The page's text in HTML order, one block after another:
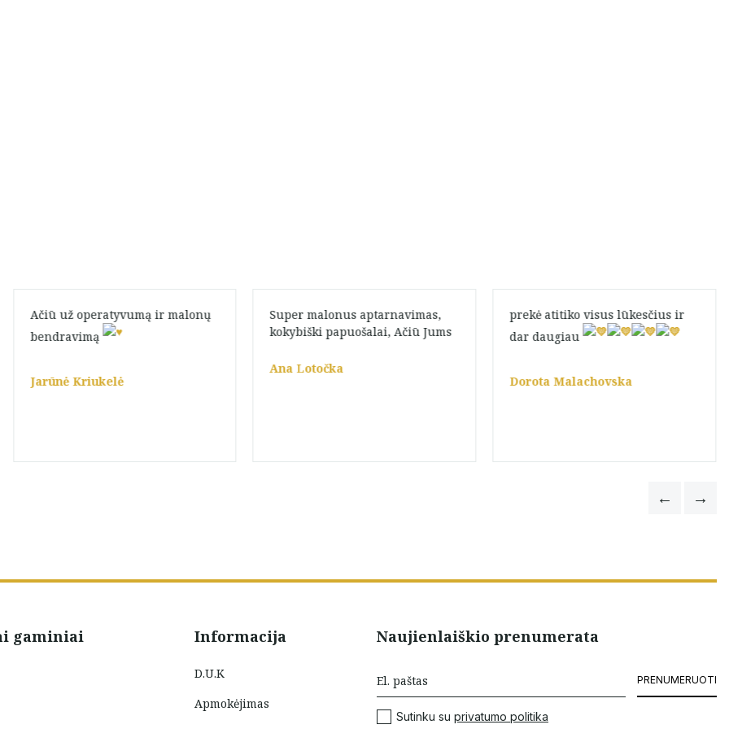
Ačiū už operatyvumą ir malonų
bendravimą
Jarūnė Kriukelė
Super malonus aptarnavimas,
kokybiški papuošalai, Ačiū Jums
Ana Lotočka
prekė atitiko visus lūkesčius ir
dar daugiau
Dorota Malachovska
gaminiai Informacija
D.U.K
Apmokėjimas
Naujienlaiškio prenumerata
PRENUMERUOTI
Sutinku su privatumo politika